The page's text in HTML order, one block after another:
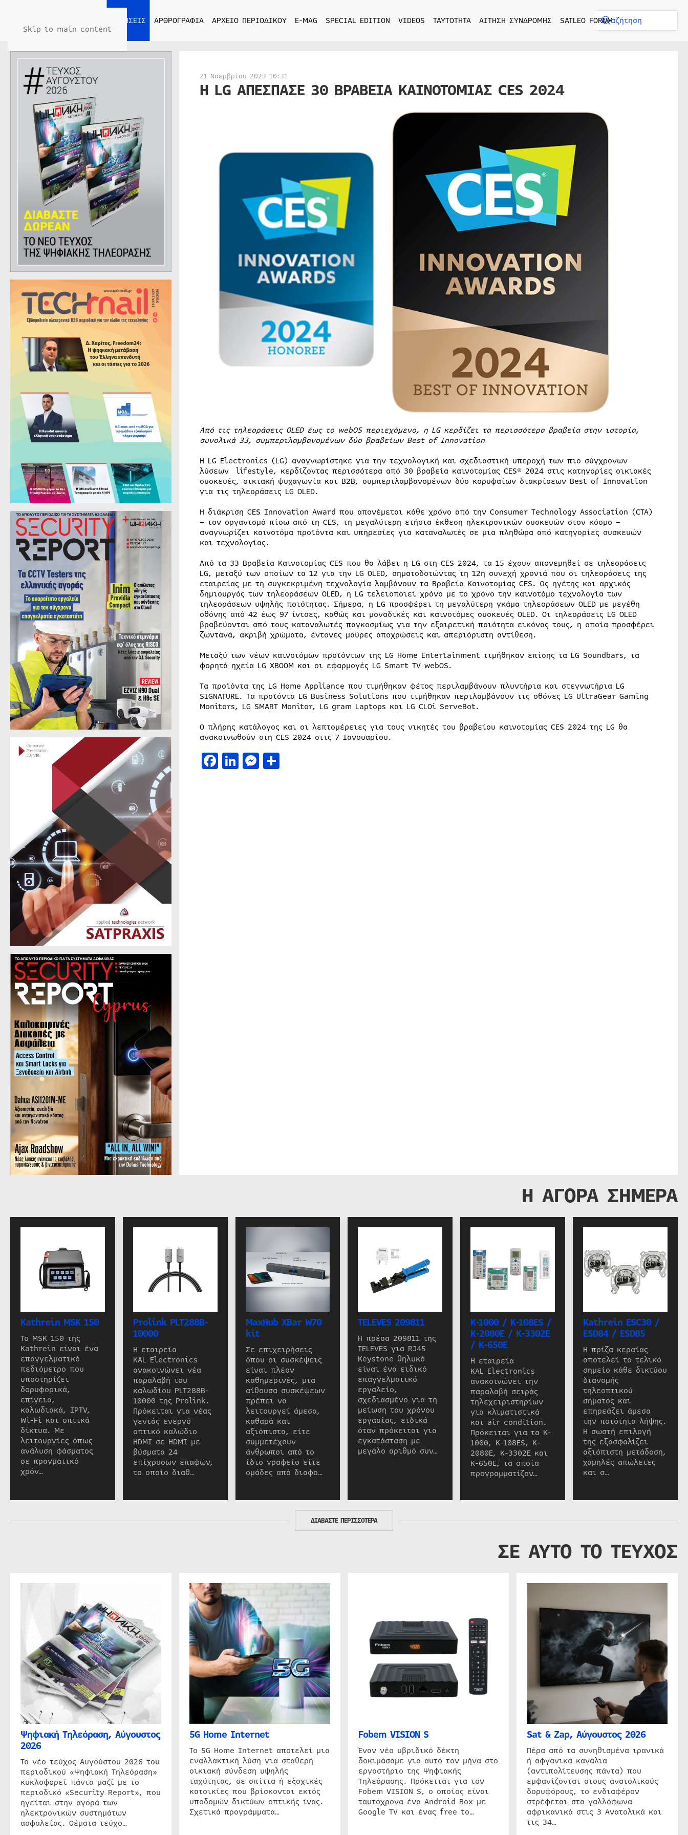
Skip to main content
ΕΙΔΗΣΕΙΣ ΑΡΘΡΟΓΡΑΦΙΑ ΑΡΧΕΙΟ ΠΕΡΙΟΔΙΚΟΥ E-MAG SPECIAL EDITION VIDEOS ΤΑΥΤΟΤΗΤΑ ΑΙΤΗΣΗ ΣΥΝΔΡΟΜΗΣ SATLEO FORUM
21 Νοεμβρίου 2023 10:31
Η LG ΑΠΕΣΠΑΣΕ 30 ΒΡΑΒΕΙΑ ΚΑΙΝΟΤΟΜΙΑΣ CES 2024
Από τις τηλεοράσεις OLEDέως το webOSπεριεχόμενο, η LGκερδίζει τα περισσότερα βραβεία στην ιστορία,
συνολικά 33, συμπεριλαμβανομένων δύο βραβείων Best of Innovation
Η LG Electronics (LG) αναγνωρίστηκε για την τεχνολογική και σχεδιαστική υπεροχή των πιο σύγχρονων
λύσεων lifestyle, κερδίζοντας περισσότερα από 30 βραβεία καινοτομίας CES® 2024 στις κατηγορίες οικιακές
συσκευές, οικιακή ψυχαγωγία και B2B, συμπεριλαμβανομένων δύο κορυφαίων διακρίσεων Best of Innovation
για τις τηλεοράσεις LG OLED.
Η διάκριση CES Innovation Award που απονέμεται κάθε χρόνο από την Consumer Technology Association (CTA)
– τον οργανισμό πίσω από τη CES, τη μεγαλύτερη ετήσια έκθεση ηλεκτρονικών συσκευών στον κόσμο –
αναγνωρίζει καινοτόμα προϊόντα και υπηρεσίες για καταναλωτές σε μια πληθώρα από κατηγορίες συσκευών
και τεχνολογίας.
Από τα 33 Βραβεία Καινοτομίας CES που θα λάβει η LG στη CES 2024, τα 15 έχουν απονεμηθεί σε τηλεοράσεις
LG, μεταξύ των οποίων τα 12 για την LG OLED, σηματοδοτώντας τη 12η συνεχή χρονιά που οι τηλεοράσεις της
εταιρείας με τη συγκεκριμένη τεχνολογία λαμβάνουν τα Βραβεία Καινοτομίας CES. Ως ηγέτης και αρχικός
δημιουργός των τηλεοράσεων OLED, η LG τελειοποιεί χρόνο με το χρόνο την καινοτόμο τεχνολογία των
τηλεοράσεων υψηλής ποιότητας. Σήμερα, η LG προσφέρει τη μεγαλύτερη γκάμα τηλεοράσεων OLED με μεγέθη
οθόνης από 42 έως 97 ίντσες, καθώς και μοναδικές και καινοτόμες συσκευές OLED. Οι τηλεοράσεις LG OLED
βραβεύονται από τους καταναλωτές παγκοσμίως για την εξαιρετική ποιότητα εικόνας τους, η οποία προσφέρει
ζωντανά, ακριβή χρώματα, έντονες μαύρες αποχρώσεις και απεριόριστη αντίθεση.
Μεταξύ των νέων καινοτόμων προϊόντων της LG Home Entertainment τιμήθηκαν επίσης τα LG Soundbars, τα
φορητά ηχεία LG XBOOM και οι εφαρμογές LG Smart TV webOS.
Τα προϊόντα της LG Home Appliance που τιμήθηκαν φέτος περιλαμβάνουν πλυντήρια και στεγνωτήρια LG
SIGNATURE. Τα προϊόντα LG Business Solutions που τιμήθηκαν περιλαμβάνουν τις οθόνες LG UltraGear Gaming
Monitors, LG SMART Monitor, LG gram Laptops και LG CLOi ServeBot.
Ο πλήρης κατάλογος και οι λεπτομέρειες για τους νικητές του βραβείου καινοτομίας CES 2024 της LG θα
ανακοινωθούν στη CES 2024 στις 7 Ιανουαρίου.
Facebook
LinkedIn
Messenger
Μοιραστείτε
Η ΑΓΟΡΑ ΣΗΜΕΡΑ
Kathrein MSK 150
Το MSK 150 της
Kathrein είναι ένα
επαγγελματικό
πεδιόμετρο που
υποστηρίζει
δορυφορικά,
επίγεια,
καλωδιακά, IPTV,
Wi-Fi και οπτικά
δίκτυα. Με
λειτουργίες όπως
ανάλυση φάσματος
σε πραγματικό
χρόν…
Prolink PLT288B-
10000
Η εταιρεία
KAL Electronics
ανακοινώνει νέα
παραλαβή του
καλωδίου PLT288B-
10000 της Prolink.
Πρόκειται για νέας
γενιάς ενεργό
οπτικό καλώδιο
HDMI σε HDMI με
βύσματα 24
επίχρυσων επαφών,
το οποίο διαθ…
MaxHub XBar W70
kit
Σε επιχειρήσεις
όπου οι συσκέψεις
είναι πλέον
καθημερινές, μια
αίθουσα συσκέψεων
πρέπει να
λειτουργεί άμεσα,
καθαρά και
αξιόπιστα, είτε
συμμετέχουν
άνθρωποι από το
ίδιο γραφείο είτε
ομάδες από διαφο…
TELEVES 209811
Η πρέσα 209811 της
TELEVES για RJ45
Keystone θηλυκό
είναι ένα ειδικό
επαγγελματικό
εργαλείο,
σχεδιασμένο για τη
μείωση του χρόνου
εργασίας, ειδικά
όταν πρόκειται για
εγκατάσταση με
μεγάλο αριθμό συν…
K-1000 / K-108ES /
K-2080E / K-3302E
/ K-650E
Η εταιρεία
KAL Electronics
ανακοινώνει την
παραλαβή σειράς
τηλεχειριστηρίων
για κλιματιστικά
και air condition.
Πρόκειται για τα K-
1000, K-108ES, K-
2080E, K-3302E και
K-650E, τα οποία
προγραμματίζον…
Kathrein ESC30 /
ESD84 / ESD85
Η πρίζα κεραίας
αποτελεί το τελικό
σημείο κάθε δικτύου
διανομής
τηλεοπτικού
σήματος και
επηρεάζει άμεσα
την ποιότητα λήψης.
Η σωστή επιλογή
της εξασφαλίζει
αξιόπιστη μετάδοση,
χαμηλές απώλειες
και σ…
ΔΙΑΒΑΣΤΕ ΠΕΡΙΣΣΟΤΕΡΑ
ΣΕ ΑΥΤΟ ΤΟ ΤΕΥΧΟΣ
Ψηφιακή Τηλεόραση, Αύγουστος
2026
Το νέο τεύχος Αυγούστου 2026 του
περιοδικού «Ψηφιακή Τηλεόραση»
κυκλοφορεί πάντα μαζί με το
περιοδικό «Security Report», που
ηγείται στην αγορά των
ηλεκτρονικών συστημάτων
ασφαλείας. Θέματα τεύχο…
5G Home Internet
Το 5G Home Internet αποτελεί μια
εναλλακτική λύση για σταθερή
οικιακή σύνδεση υψηλής
ταχύτητας, σε σπίτια ή εξοχικές
κατοικίες που βρίσκονται εκτός
υποδομών δικτύων οπτικής ίνας.
Σχετικά προγράμματα…
Fobem VISION S
Έναν νέο υβριδικό δέκτη
δοκιμάσαμε για αυτό τον μήνα στο
εργαστήριο της Ψηφιακής
Τηλεόρασης. Πρόκειται για τον
Fobem VISION S, ο οποίος είναι
ταυτόχρονα ένα Android Box με
Google TV και ένας free to…
Sat & Zap, Αύγουστος 2026
Πέρα από τα συνηθισμένα ιρανικά
ή αφγανικά κανάλια
(αντιπολίτευσης πάντα) που
εμφανίζονται στους ανατολικούς
δορυφόρους, το ενδιαφέρον
στρέφεται στα γαλλόφωνα
αφρικανικά στις 3 Ανατολικά και
τις 34…